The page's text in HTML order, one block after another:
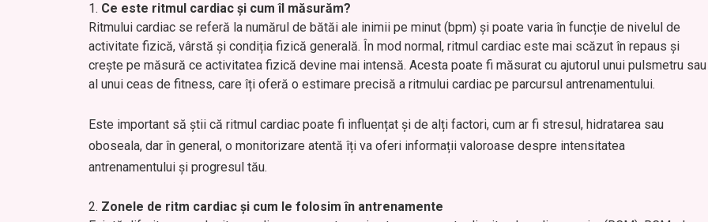
Ce este ritmul cardiac și cum îl măsurăm?
Ritmului cardiac se referă la numărul de bătăi ale inimii pe minut (bpm) și poate varia în funcție de nivelul de
activitate fizică, vârstă și condiția fizică generală. În mod normal, ritmul cardiac este mai scăzut în repaus și
crește pe măsură ce activitatea fizică devine mai intensă. Acesta poate fi măsurat cu ajutorul unui pulsmetru sau
al unui ceas de fitness, care îți oferă o estimare precisă a ritmului cardiac pe parcursul antrenamentului.
Este important să știi că ritmul cardiac poate fi influențat și de alți factori, cum ar fi stresul, hidratarea sau
oboseala, dar în general, o monitorizare atentă îți va oferi informații valoroase despre intensitatea
antrenamentului și progresul tău.
Zonele de ritm cardiac și cum le folosim în antrenamente